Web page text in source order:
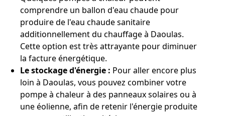
comprendre un ballon d'eau chaude pour
produire de l'eau chaude sanitaire
additionnellement du chauffage à Daoulas.
Cette option est très attrayante pour diminuer
la facture énergétique.
Le stockage d'énergie : Pour aller encore plus
loin à Daoulas, vous pouvez combiner votre
pompe à chaleur à des panneaux solaires ou à
une éolienne, afin de retenir l'énergie produite